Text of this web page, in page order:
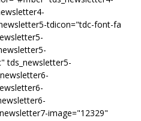
tdicon="tdc-font-fa
tds_newsletter5-
image="12329"